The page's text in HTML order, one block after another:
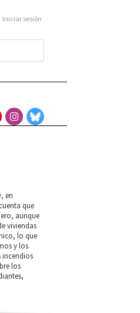
Iniciar sesión
en
que
aunque
viviendas
lo que
y los
incendios
los